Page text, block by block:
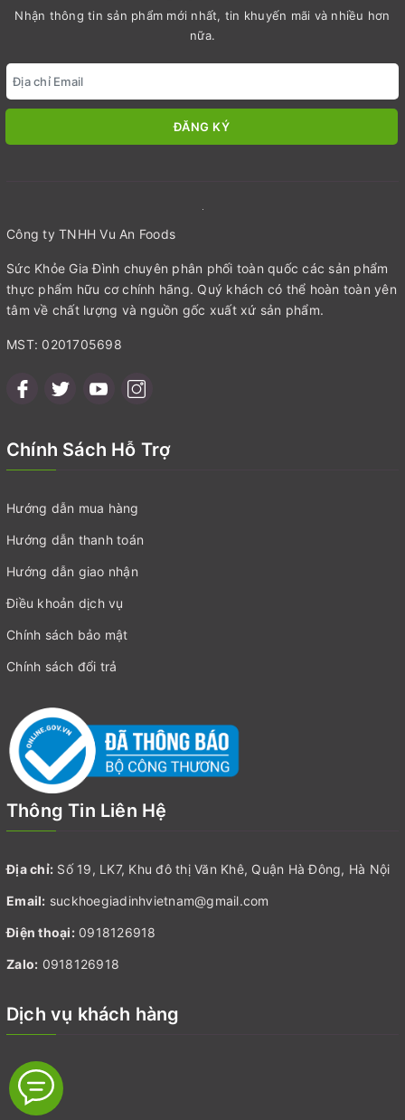
Nhận thông tin sản phẩm mới nhất, tin khuyến mãi và nhiều hơn
nữa.
ĐĂNG KÝ
Công ty TNHH Vu An Foods
Sức Khỏe Gia Đình chuyên phân phối toàn quốc các sản phẩm
thực phẩm hữu cơ chính hãng. Quý khách có thể hoàn toàn yên
MST: 0201705698
Điều khoản dịch vụ
Chính sách bảo mật
Chính sách đổi trả
Email: suckhoegiadinhvietnam@gmail.com
Zalo: 0918126918